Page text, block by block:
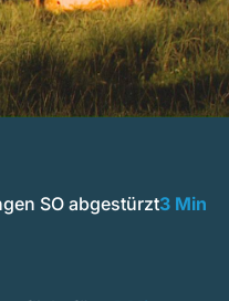
SO abgestürzt3 Min